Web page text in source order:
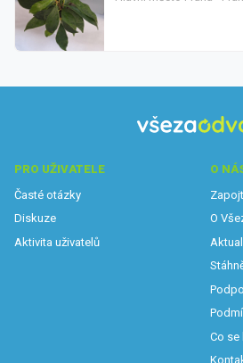
PRO UŽIVATELE
Časté otázky
Diskuze
Aktivita uživatelů
O
O
Co se